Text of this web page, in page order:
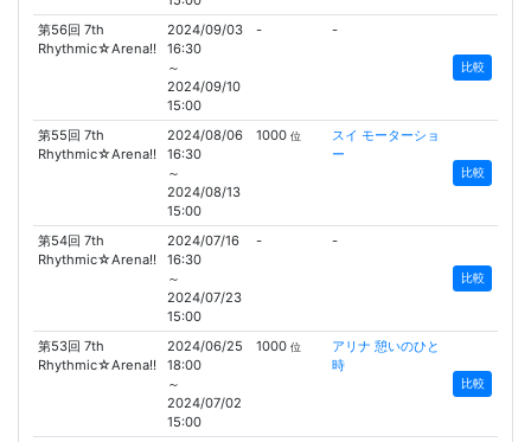
第56回 7th
Rhythmic☆Arena!!
2024/09/03
16:30
～
2024/09/10
15:00
- -
比較
第55回 7th
Rhythmic☆Arena!!
2024/08/06
16:30
～
2024/08/13
15:00
1000位
スイ モーターショ
ー
比較
第54回 7th
Rhythmic☆Arena!!
2024/07/16
16:30
～
2024/07/23
15:00
- -
比較
第53回 7th
Rhythmic☆Arena!!
2024/06/25
18:00
～
2024/07/02
15:00
1000位
アリナ 憩いのひと
時
比較